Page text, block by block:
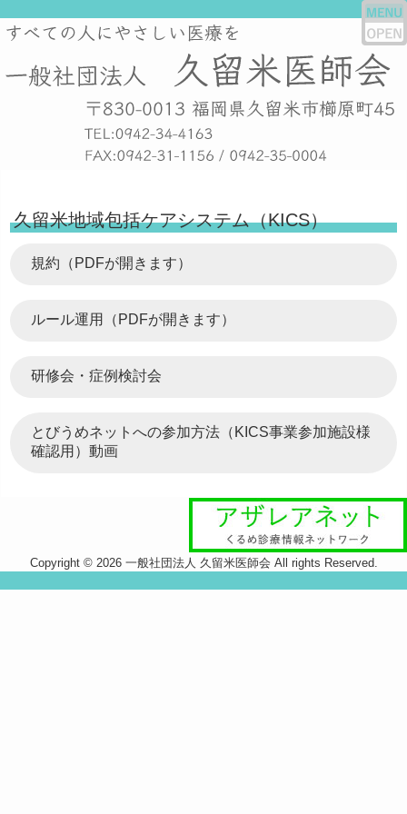
久留米地域包括ケアシステム（KICS）
規約（PDFが開きます）
ルール運用（PDFが開きます）
研修会・症例検討会
とびうめネットへの参加方法（KICS事業参加施設様
確認用）動画
Copyright © 2026 一般社団法人 久留米医師会 All rights Reserved.